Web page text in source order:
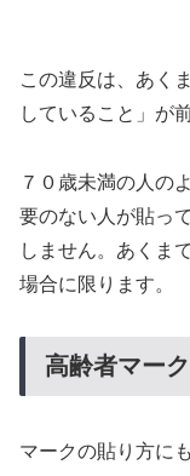
この違反は、あく
していること」が
７０歳未満の人の
要のない人が貼っ
しません。あくま
場合に限ります。
高齢者マー
マークの貼り方に